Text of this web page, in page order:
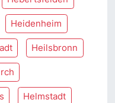
Heidenheim
Heilsbronn
Helmstadt